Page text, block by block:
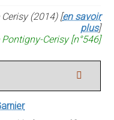
(2014) [en savoir
plus]
Cerisy [n°546]